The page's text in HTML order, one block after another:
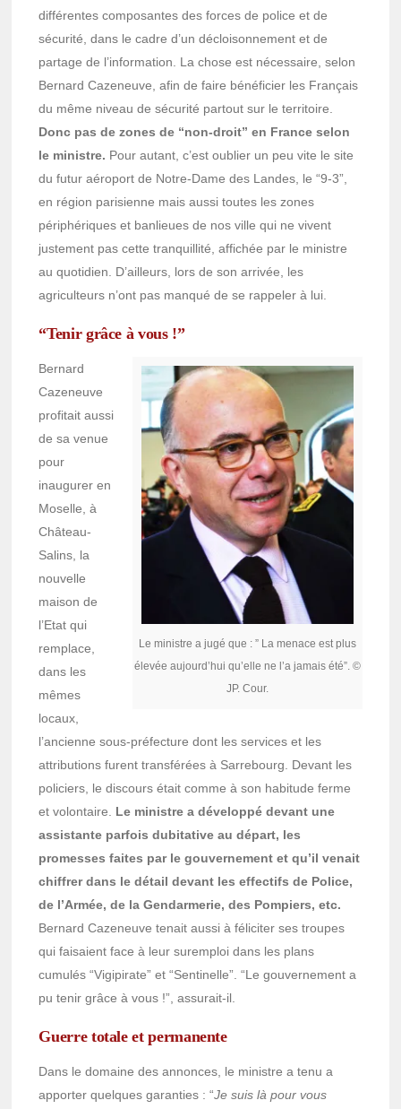
différentes composantes des forces de police et de
sécurité, dans le cadre d’un décloisonnement et de
partage de l’information. La chose est nécessaire, selon
Bernard Cazeneuve, afin de faire bénéficier les Français
du même niveau de sécurité partout sur le territoire.
Donc pas de zones de “non-droit” en France selon
le ministre. Pour autant, c’est oublier un peu vite le site
du futur aéroport de Notre-Dame des Landes, le “9-3”,
en région parisienne mais aussi toutes les zones
périphériques et banlieues de nos ville qui ne vivent
justement pas cette tranquillité, affichée par le ministre
au quotidien. D’ailleurs, lors de son arrivée, les
agriculteurs n’ont pas manqué de se rappeler à lui.
“Tenir grâce à vous !”
Le ministre a jugé que : ” La menace est plus
élevée aujourd’hui qu’elle ne l’a jamais été”. ©
JP. Cour.
Bernard
Cazeneuve
profitait aussi
de sa venue
pour
inaugurer en
Moselle, à
Château-
Salins, la
nouvelle
maison de
l’Etat qui
remplace,
dans les
mêmes
locaux,
l’ancienne sous-préfecture dont les services et les
attributions furent transférées à Sarrebourg. Devant les
policiers, le discours était comme à son habitude ferme
et volontaire. Le ministre a développé devant une
assistante parfois dubitative au départ, les
promesses faites par le gouvernement et qu’il venait
chiffrer dans le détail devant les effectifs de Police,
de l’Armée, de la Gendarmerie, des Pompiers, etc.
Bernard Cazeneuve tenait aussi à féliciter ses troupes
qui faisaient face à leur suremploi dans les plans
cumulés “Vigipirate” et “Sentinelle”. “Le gouvernement a
pu tenir grâce à vous !”, assurait-il.
Guerre totale et permanente
Dans le domaine des annonces, le ministre a tenu a
apporter quelques garanties : “Je suis là pour vous